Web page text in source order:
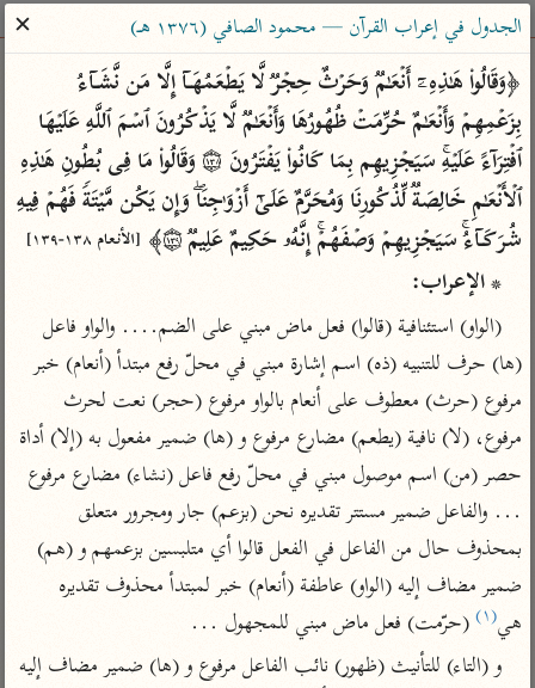
ساهم معنا في نشر القرآن والعلم الشرعي
الباحث القرآني
بحث تفسير علوم مصاحف معاجم
Type 2 or more characters for results.
Type 1 or more
characters for results.
تفسير الطبري
تفسير ابن كثير
تفسير القرطبي
تفسير البغوي
جمع الأقوال
تفسير ابن الجوزي
تفسير الماوردي
فتح البيان للقنوجي
فتح القدير للشوكاني
تفسير ابن جزي
موسوعات
تفسير الآلوسي
تفسير الرازي
أخرى
الميسر
المختصر في
التفسير
تفسير السعدي
أيسر التفاسير
القرآن – تدبر وعمل
تفسير ابن عثيمين
مركَّزة العبارة
الجدول في إعراب القرآن — محمود الصافي (١٣٧٦ هـ)
✕
﴿وَقَالُوا۟ هَـٰذِهِۦۤ أَنۡعَـٰمࣱ وَحَرۡثٌ حِجۡرࣱ لَّا یَطۡعَمُهَاۤ إِلَّا مَن نَّشَاۤءُ
شُرَكَاۤءُۚ سَیَجۡزِیهِمۡ وَصۡفَهُمۡۚ إِنَّهُۥ حَكِیمٌ عَلِیمࣱ ۝١٣٩﴾
[الأنعام ١٣٨-١٣٩]
* الإعراب:
(ها) حرف للتنبيه (ذه) اسم إشارة مبني في محلّ رفع مبتدأ (أنعام) خبر
هي(١)
(حرّمت) فعل ماض مبني للمجهول ...